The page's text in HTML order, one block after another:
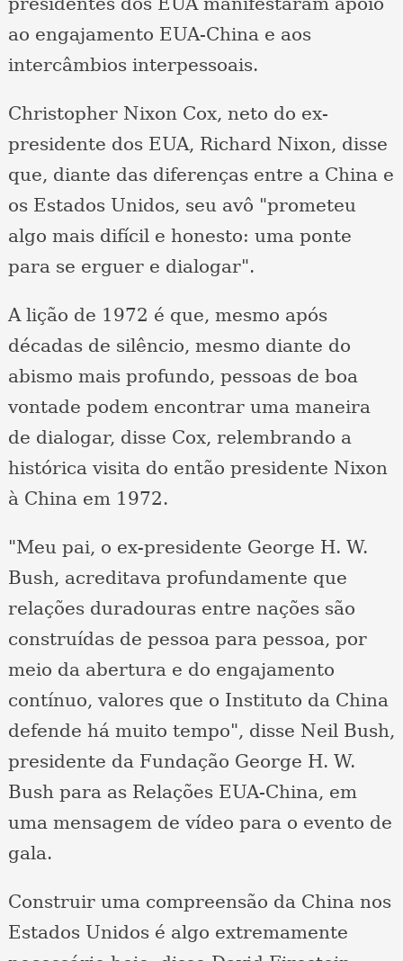
ao engajamento EUA-China e aos
intercâmbios interpessoais.
Christopher Nixon Cox, neto do ex-
presidente dos EUA, Richard Nixon, disse
que, diante das diferenças entre a China e
os Estados Unidos, seu avô "prometeu
algo mais difícil e honesto: uma ponte
para se erguer e dialogar".
A lição de 1972 é que, mesmo após
décadas de silêncio, mesmo diante do
abismo mais profundo, pessoas de boa
vontade podem encontrar uma maneira
de dialogar, disse Cox, relembrando a
histórica visita do então presidente Nixon
à China em 1972.
"Meu pai, o ex-presidente George H. W.
Bush, acreditava profundamente que
relações duradouras entre nações são
construídas de pessoa para pessoa, por
meio da abertura e do engajamento
contínuo, valores que o Instituto da China
defende há muito tempo", disse Neil Bush,
presidente da Fundação George H. W.
Bush para as Relações EUA-China, em
uma mensagem de vídeo para o evento de
gala.
Construir uma compreensão da China nos
Estados Unidos é algo extremamente